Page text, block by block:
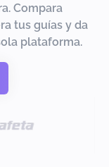
Compara
tus guías y da
plataforma.